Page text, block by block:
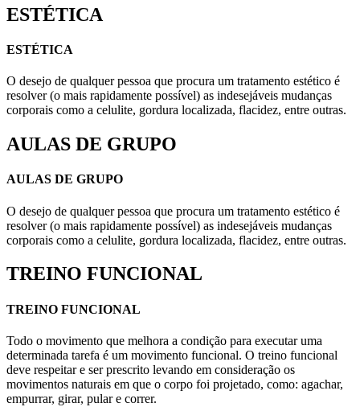
ESTÉTICA
ESTÉTICA
O desejo de qualquer pessoa que procura um tratamento estético é
resolver (o mais rapidamente possível) as indesejáveis mudanças
corporais como a celulite, gordura localizada, flacidez, entre outras.
AULAS DE GRUPO
AULAS DE GRUPO
O desejo de qualquer pessoa que procura um tratamento estético é
resolver (o mais rapidamente possível) as indesejáveis mudanças
corporais como a celulite, gordura localizada, flacidez, entre outras.
TREINO FUNCIONAL
TREINO FUNCIONAL
Todo o movimento que melhora a condição para executar uma
determinada tarefa é um movimento funcional. O treino funcional
deve respeitar e ser prescrito levando em consideração os
movimentos naturais em que o corpo foi projetado, como: agachar,
empurrar, girar, pular e correr.